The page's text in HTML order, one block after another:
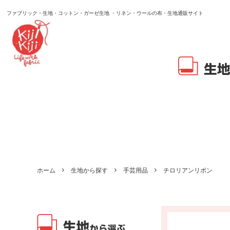
ファブリック・生地・コットン・ガーゼ生地 ・リネン・ウールの布・生地通販サイト
ホーム 生地から探す 手芸用品 チロリアンリボン